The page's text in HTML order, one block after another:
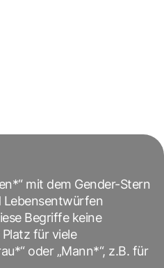
mit dem Gender-Stern
Lebensentwürfen
Begriffe keine
für viele
oder „Mann*“, z.B. für